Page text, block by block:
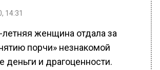
14:31
женщина отдала за
порчи» незнакомой
и драгоценности.